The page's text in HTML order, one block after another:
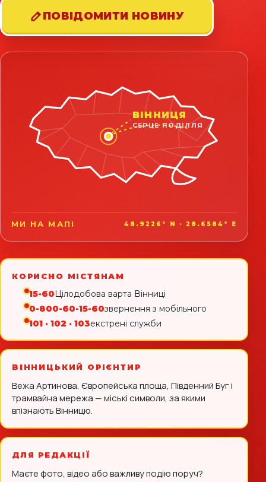
ПОВІДОМИТИ НОВИНУ
ВІННИЦЯ
СЕРЦЕ ПОДІЛЛЯ
МИ НА МАПІ 48.9226° N · 28.6584° E
КОРИСНО МІСТЯНАМ
15-60Цілодобова варта Вінниці
0-800-60-15-60звернення з мобільного
101 · 102 · 103екстрені служби
ВІННИЦЬКИЙ ОРІЄНТИР
Вежа Артинова, Європейська площа, Південний Буг і
трамвайна мережа — міські символи, за якими
впізнають Вінницю.
ДЛЯ РЕДАКЦІЇ
Маєте фото, відео або важливу подію поруч?